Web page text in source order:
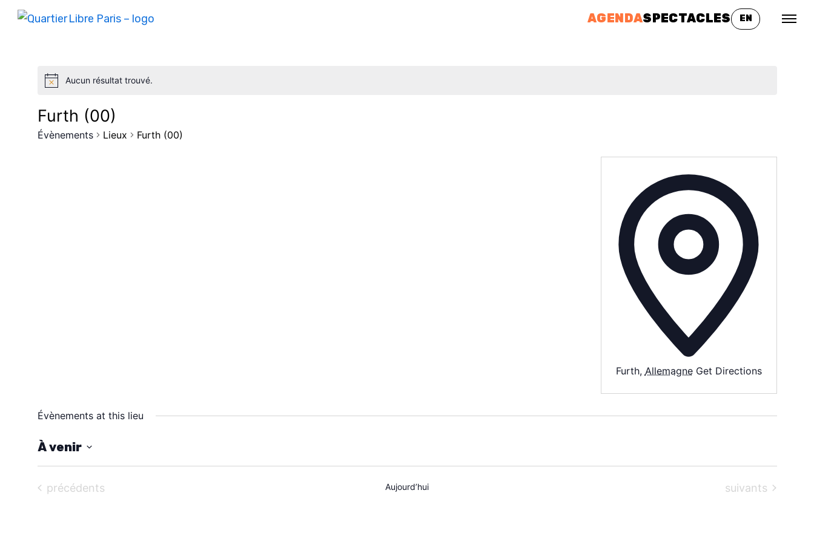
AGENDASPECTACLES EN
Aucun résultat trouvé.
Furth (00)
Évènements Lieux Furth (00)
Furth, Allemagne Get Directions
Évènements at this lieu
À venir
S
é Évènements
précédents Aujourd’hui Évènements
suivants